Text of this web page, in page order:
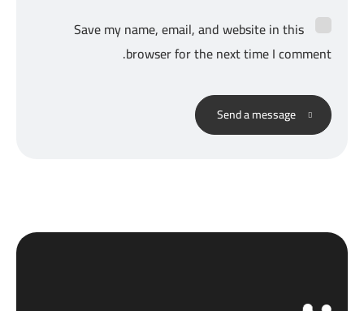
Save my name, email, and website in this
browser for the next time I comment.
Send a message